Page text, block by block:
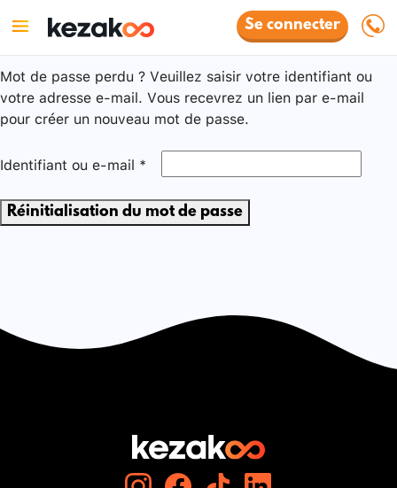
Se connecter
Mot de passe perdu ? Veuillez saisir votre identifiant ou
votre adresse e-mail. Vous recevrez un lien par e-mail
pour créer un nouveau mot de passe.
Identifiant ou e-mail *
Réinitialisation du mot de passe